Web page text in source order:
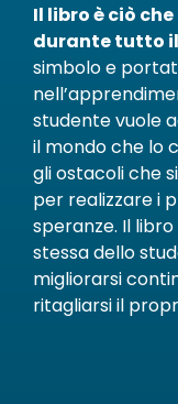
Il libro è ciò
durante tutto
simbolo e
studente vuole
il mondo che lo
gli ostacoli che
per realizzare i
speranze. Il
stessa dello
migliorarsi
ritagliarsi il